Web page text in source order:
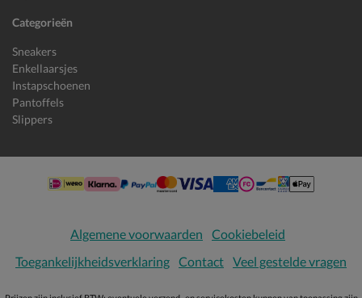
Categorieën
Sneakers
Enkellaarsjes
Instapschoenen
Pantoffels
Slippers
Algemene voorwaarden
Cookiebeleid
Toegankelijkheidsverklaring Contact Veel gestelde vragen